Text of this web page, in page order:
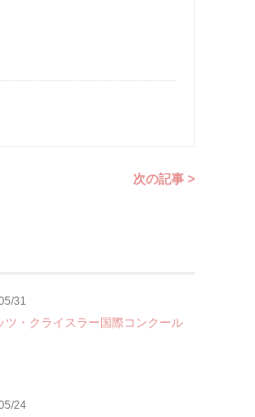
次の記事 >
31
ツ・クライスラー国際コンクール
24